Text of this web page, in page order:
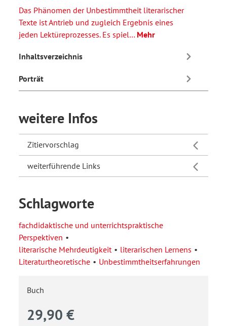
Das Phänomen der Unbestimmtheit literarischer
Texte ist Antrieb und zugleich Ergebnis eines
jeden Lektüreprozesses. Es spiel… Mehr
Inhaltsverzeichnis
Porträt
weitere Infos
Zitiervorschlag
weiterführende Links
Schlagworte
fachdidaktische und unterrichtspraktische
Perspektiven
literarische Mehrdeutigkeit
literarischen Lernens
Literaturtheoretische
Unbestimmtheitserfahrungen
Buch
29,90 €